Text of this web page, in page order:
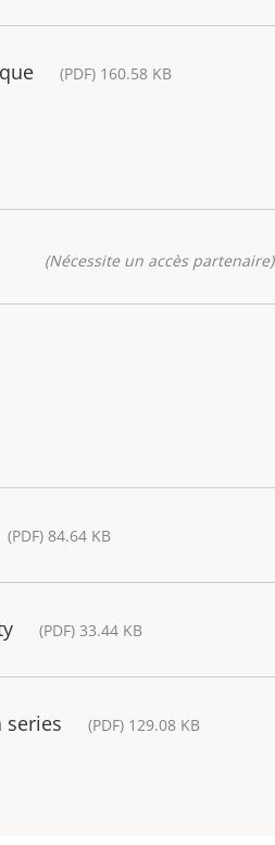
(PDF) 160.58 KB
(Nécessite un accès partenaire)
(PDF) 84.64 KB
(PDF) 33.44 KB
series (PDF) 129.08 KB